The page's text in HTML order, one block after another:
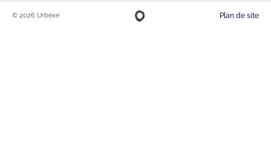
© 2026 Urbexe Plan de site